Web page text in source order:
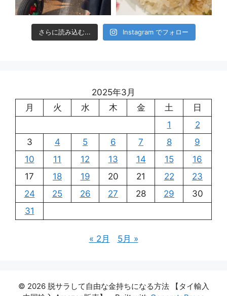
さらに読み込む... Instagram でフォロー
2025年3月
月
火 水 木 金 土
日
1
2
3
4 5 6 7 8
9
10
11 12 13 14 15
16
17
18 19 20 21 22
23
24
25 26 27 28 29
30
31
« 2月 5月 »
© 2026 脱サラして自由な金持ちになる方法 【タイ輸入